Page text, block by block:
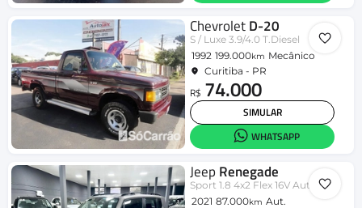
ChevroletD-20
S / Luxe 3.9/4.0 T.Diesel
1992 199.000km Mecânico
Curitiba - PR
R$ 74.000
SIMULAR
WHATSAPP
Jeep Renegade
Sport 1.8 4x2 Flex 16V Aut.
2021 87.000km Aut.